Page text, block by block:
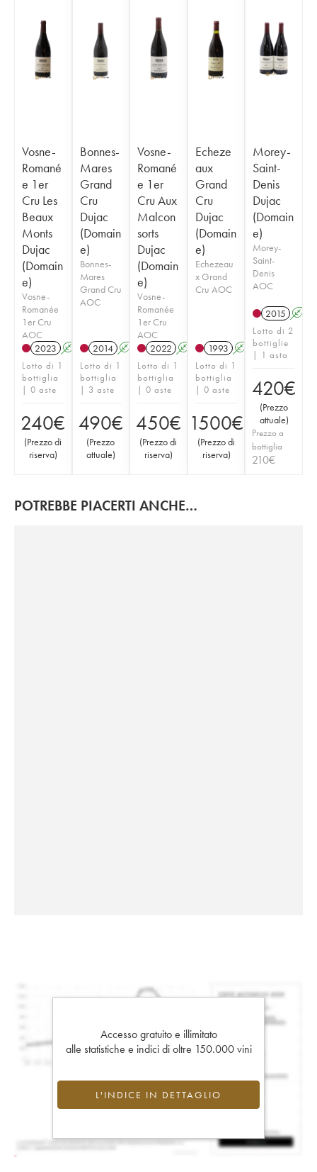
Vosne-
Romané
e 1er
Cru Les
Beaux
Monts
Dujac
(Domain
e)
Vosne-
Romanée
1er Cru
AOC
2023 A
Lotto di 1
bottiglia
| 0 aste
240€
(Prezzo di
riserva)
Bonnes-
Mares
Grand
Cru
Dujac
(Domain
e)
Bonnes-
Mares
Grand Cru
AOC
2014 A
Lotto di 1
bottiglia
| 3 aste
490€
(Prezzo
attuale)
Vosne-
Romané
e 1er
Cru Aux
Malcon
sorts
Dujac
(Domain
e)
Vosne-
Romanée
1er Cru
AOC
2022 A
Lotto di 1
bottiglia
| 0 aste
450€
(Prezzo di
riserva)
Echeze
aux
Grand
Cru
Dujac
(Domain
e)
Echezeau
x Grand
Cru AOC
1993 A
Lotto di 1
bottiglia
| 0 aste
1500€
(Prezzo di
riserva)
Morey-
Saint-
Denis
Dujac
(Domain
e)
Morey-
Saint-
Denis
AOC
2015 A
Lotto di 2
bottiglie
| 1 asta
420€
(Prezzo
attuale)
Prezzo a
bottiglia
210€
POTREBBE PIACERTI ANCHE…
Accesso gratuito e illimitato
alle statistiche e indici di oltre 150.000 vini
L'INDICE IN DETTAGLIO